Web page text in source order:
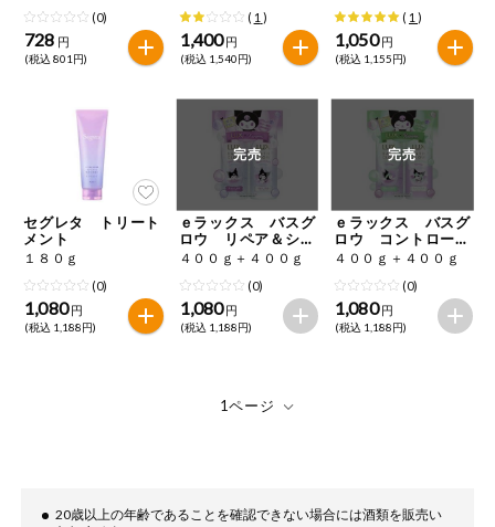
(0)
728 円
(税込 801円)
( 1 )
1,400 円
(税込 1,540円)
めかえ用
( 1 )
1,050 円
(税込 1,155円)
セグレタ トリート
メント
１８０ｇ
(0)
1,080 円
(税込 1,188円)
完売
ｅラックス バスグ
ロウ リペア＆シャ
イン クロミコラ
ボ お試し容量ポン
プペア
４００ｇ＋４００ｇ
(0)
1,080 円
(税込 1,188円)
完売
ｅラックス バスグ
ロウ コントロール
＆シャイン クロミ
コラボ お試し容量
ポンプペア
４００ｇ＋４００ｇ
(0)
1,080 円
(税込 1,188円)
20歳以上の年齢であることを確認できない場合には酒類を販売い